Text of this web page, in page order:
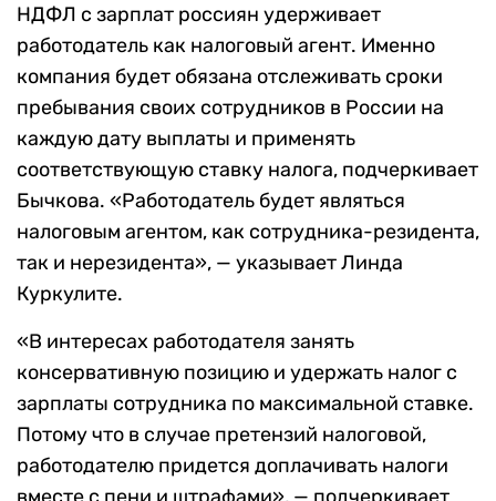
НДФЛ с зарплат россиян удерживает
работодатель как налоговый агент. Именно
компания будет обязана отслеживать сроки
пребывания своих сотрудников в России на
каждую дату выплаты и применять
соответствующую ставку налога, подчеркивает
Бычкова. «Работодатель будет являться
налоговым агентом, как сотрудника-резидента,
так и нерезидента», — указывает Линда
Куркулите.
«В интересах работодателя занять
консервативную позицию и удержать налог с
зарплаты сотрудника по максимальной ставке.
Потому что в случае претензий налоговой,
работодателю придется доплачивать налоги